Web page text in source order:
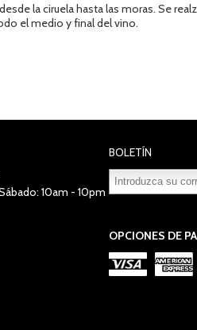
la ciruela hasta las moras. Se
el medio y final del vino.
10am - 10pm
BOLETÍN
OPCIONES DE